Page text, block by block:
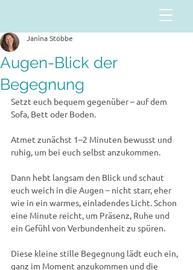
Augen-Blick der
Begegnung
Janina Stöbbe
Setzt euch bequem gegenüber – auf dem
Sofa, Bett oder Boden.
Atmet zunächst 1–2 Minuten bewusst und
ruhig, um bei euch selbst anzukommen.
Dann hebt langsam den Blick und schaut
euch weich in die Augen – nicht starr, eher
wie in ein warmes, einladendes Licht. Schon
eine Minute reicht, um Präsenz, Ruhe und
ein Gefühl von Verbundenheit zu spüren.
Diese kleine stille Begegnung lädt euch ein,
ganz im Moment anzukommen und die